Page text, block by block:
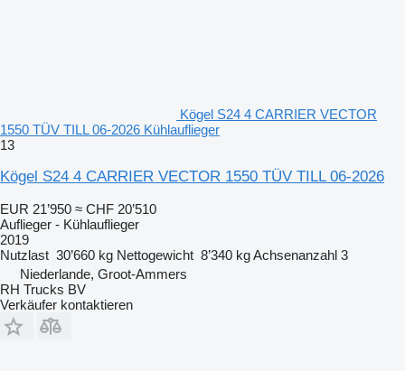
Kögel S24 4 CARRIER VECTOR
1550 TÜV TILL 06-2026 Kühlauflieger
13
Kögel S24 4 CARRIER VECTOR 1550 TÜV TILL 06-2026
EUR 21’950 ≈ CHF 20’510
Auflieger - Kühlauflieger
2019
Nutzlast 30’660 kg Nettogewicht 8’340 kgAchsenanzahl 3
Niederlande, Groot-Ammers
RH Trucks BV
Verkäufer kontaktieren